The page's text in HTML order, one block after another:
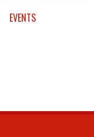
EVENTS